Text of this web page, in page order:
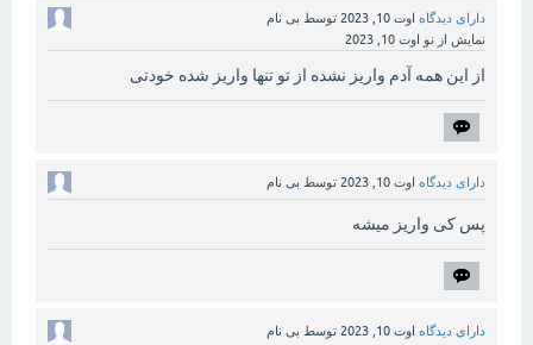
دارای دیدگاه اوت 10, 2023 توسط بی نام
نمایش از نو اوت 10, 2023
از این همه آدم واریز نشده از تو تنها واریز شده خودتی
دارای دیدگاه اوت 10, 2023 توسط بی نام
پس کی واریز میشه
دارای دیدگاه اوت 10, 2023 توسط بی نام